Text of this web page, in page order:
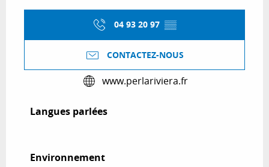
04 93 20 97 ▒▒
CONTACTEZ-NOUS
www.perlariviera.fr
Langues parlées
Langues parlées
Environnement
Environnement